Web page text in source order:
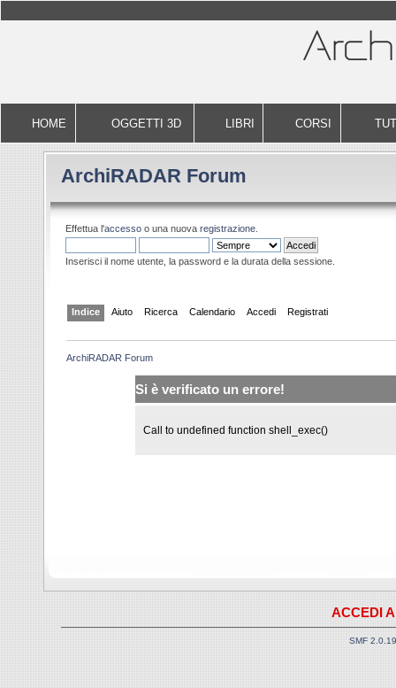
HOME OGGETTI 3D LIBRI CORSI
ArchiRADAR Forum
Effettua l'accesso o una nuova registrazione.
Inserisci il nome utente, la password e la durata della sessione.
Indice Aiuto Ricerca Calendario Accedi Registrati
ArchiRADAR Forum
Si è verificato un errore!
Call to undefined function shell_exec()
ACCEDI
SMF 2.0.19